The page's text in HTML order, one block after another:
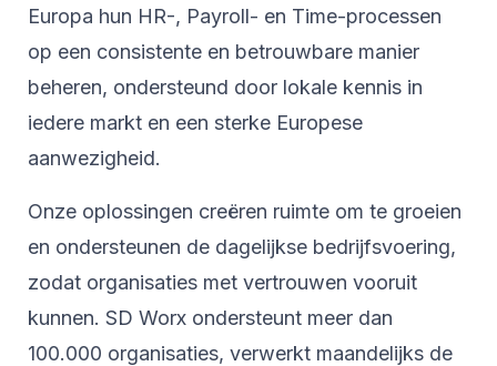
Europa hun HR-, Payroll- en Time-processen
op een consistente en betrouwbare manier
beheren, ondersteund door lokale kennis in
iedere markt en een sterke Europese
aanwezigheid.
Onze oplossingen creëren ruimte om te groeien
en ondersteunen de dagelijkse bedrijfsvoering,
zodat organisaties met vertrouwen vooruit
kunnen. SD Worx ondersteunt meer dan
100.000 organisaties, verwerkt maandelijks de